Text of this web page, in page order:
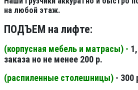
на любой этаж.
ПОДЪЕМ на лифте:
(корпусная мебель и матрасы) -
заказа но не менее 200 р.
(распиленные столешницы) - 300